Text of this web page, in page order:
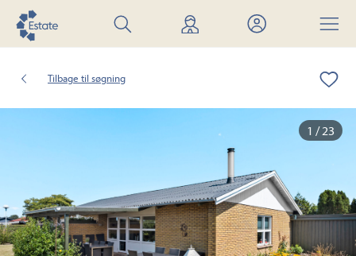
Søg
bolig
Find
mægler
Mit
Estate
Menu
Tilbage til søgning
1 / 23